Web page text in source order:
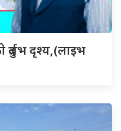
दुर्लभ दृश्य,(लाइभ